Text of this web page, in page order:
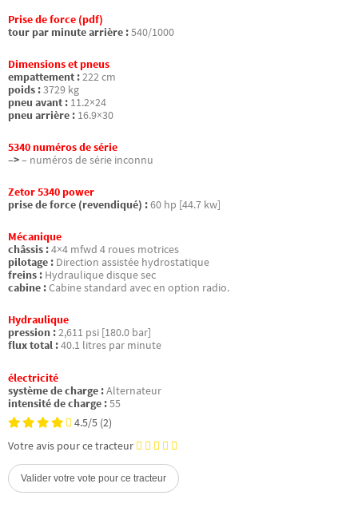
Prise de force (pdf)
tour par minute arrière :540/1000
Dimensions et pneus
empattement :222 cm
poids :3729 kg
pneu avant : 11.2×24
pneu arrière : 16.9×30
5340 numéros de série
–>– numéros de série inconnu
Zetor 5340 power
prise de force (revendiqué) :60 hp [44.7 kw]
Mécanique
châssis :4×4 mfwd 4 roues motrices
pilotage : Direction assistée hydrostatique
freins : Hydraulique disque sec
cabine :Cabine standard avec en option radio.
Hydraulique
pression :2,611 psi [180.0 bar]
flux total :40.1 litres par minute
électricité
système de charge :Alternateur
intensité de charge :55
4.5/5 (2)
Votre avis pour ce tracteur